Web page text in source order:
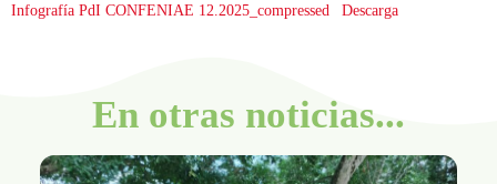
Infografía PdI CONFENIAE 12.2025_compressed Descarga
En otras noticias...